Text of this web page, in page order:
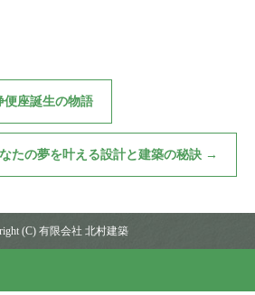
便座誕生の物語
たの夢を叶える設計と建築の秘訣 →
(C) 有限会社 北村建築